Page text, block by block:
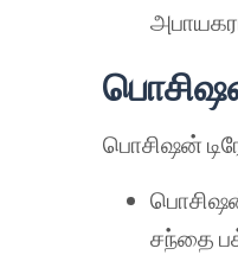
பொசிஷன்
பொசிஷன்
சந்தை